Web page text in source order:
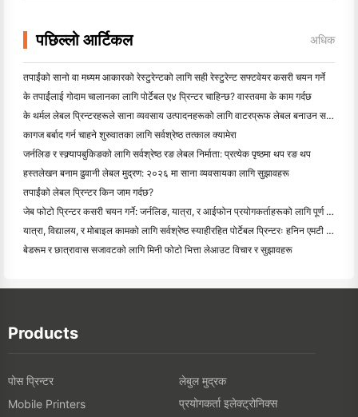
पछिल्लो आर्टिकल अधिक
तपाईंको सानो वा मध्यम आकारको रेस्टुरेन्टको लागि सही रेस्टुरेन्ट सफ्टवेयर कसरी चयन गर्ने
के तपाईंलाई गोदाम चालानका लागि पोर्टेबल ए४ प्रिन्टर चाहिन्छ? वास्तवमा के काम गर्दछ
के थर्मल लेबल प्रिन्टरहरूले साना व्यवसाय उत्पादनहरूको लागि वाटरप्रूफ लेबल बनाउन सक्छन्?
कागज बर्बाद गर्न चाहने शुरुवातका लागि सर्वश्रेष्ठ तत्काल क्यामेरा
जर्नलिङ र स्क्र्यापबुकिङको लागि सर्वश्रेष्ठ रङ लेबल निर्माता: प्रत्येक पृष्ठमा थप रङ थप
हस्तलेखन बनाम ढुवानी लेबल मुद्रण: २०२६ मा साना व्यवसायका लागि सुझावहरू
तपाईंको लेबल प्रिन्टर किन जाम गर्दछ?
जेब फोटो प्रिन्टर कसरी चयन गर्ने: जर्नलिङ, यात्रा, र आईफोन प्रयोगकर्ताहरूको लागि पूर्ण गाइड
यात्रा, विद्यालय, र मोबाइल कामको लागि सर्वश्रेष्ठ स्याहीरहित पोर्टेबल प्रिन्टरः हनिन एमटी ६२० प्रो सम
बेडरूम र छात्रावास सजावटको लागि मिनी फोटो भित्ता लेआउट विचार र सुझावहरू
Products
पोस प्रिन्टर
लेबुल मुद्रक
Mobile Printers
प्रयोगकर्ता इलेक्ट्रोनिक्स